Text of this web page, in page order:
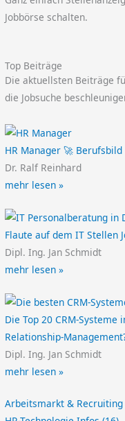
Jobbörse schalten.
Top Beiträge
Die aktuellsten Beiträge
die Jobsuche
HR Manager 🚀
Dr. Ralf Reinhard
mehr lesen »
Flaute auf dem IT Stellen
Dipl. Ing. Jan Schmidt
mehr lesen »
Die Top 20 CRM-
Relationship-
Dipl. Ing. Jan Schmidt
mehr lesen »
Arbeitsmarkt &